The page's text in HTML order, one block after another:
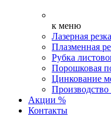
к меню
Лазерная
Плазменная
Рубка
Порошковая
Цинкование
Производство
Акции %
Контакты